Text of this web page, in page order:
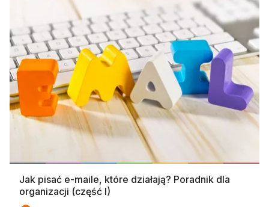
Jak pisać e-maile, które działają? Poradnik dla
organizacji (część I)